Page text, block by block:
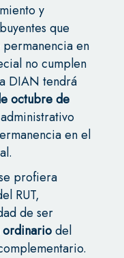
y
que
en
no cumplen
DIAN tendrá
octubre de
en el
profiera
RUT,
de ser
ordinariodel